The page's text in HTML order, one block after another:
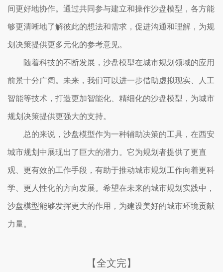
间更好地协作。通过共同参与建立和操作沙盘模型，各方能
够更清晰地了解彼此的想法和需求，促进沟通和理解，为规
划决策提供更多元化的参考意见。
随着科技的不断发展，沙盘模型在城市规划领域的应用
前景十分广阔。未来，我们可以进一步借助虚拟现实、人工
智能等技术，打造更加智能化、精细化的沙盘模型，为城市
规划决策提供更强大的支持。
总的来说，沙盘模型作为一种辅助决策的工具，在西安
城市规划中展现出了巨大的潜力。它为规划者提供了更直
观、更有效的工作手段，有助于推动城市规划工作向着更科
学、更人性化的方向发展。希望在未来的城市规划实践中，
沙盘模型能够发挥更大的作用，为建设美好的城市环境贡献
力量。
【全文完】